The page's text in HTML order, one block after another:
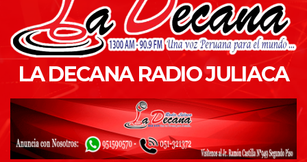
LA DECANA RADIO JULIACA